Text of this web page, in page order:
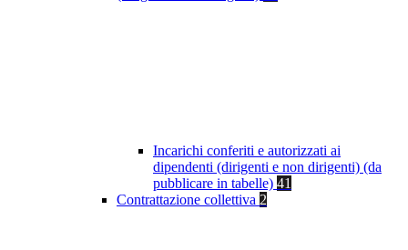
Incarichi conferiti e autorizzati ai
dipendenti (dirigenti e non dirigenti) (da
pubblicare in tabelle) 41
Contrattazione collettiva 2